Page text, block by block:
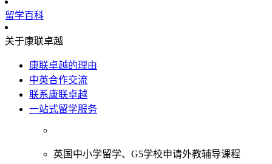
留学百科
关于康联卓越
康联卓越的理由
中英合作交流
联系康联卓越
一站式留学服务
英国中小学留学、G5学校申请外教辅导课程